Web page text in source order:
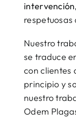
intervención
Nuestro
se traduce
con clientes
principio y
nuestro
Odem